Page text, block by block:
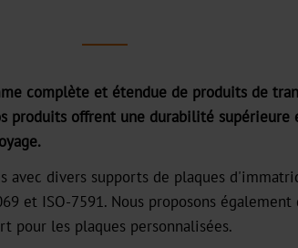
complète et étendue de produits de
produits offrent une durabilité
avec divers supports de plaques
et ISO-7591. Nous proposons
pour les plaques personnalisées.